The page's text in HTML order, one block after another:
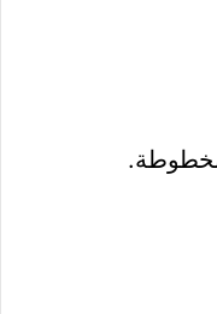
مخطوطة.